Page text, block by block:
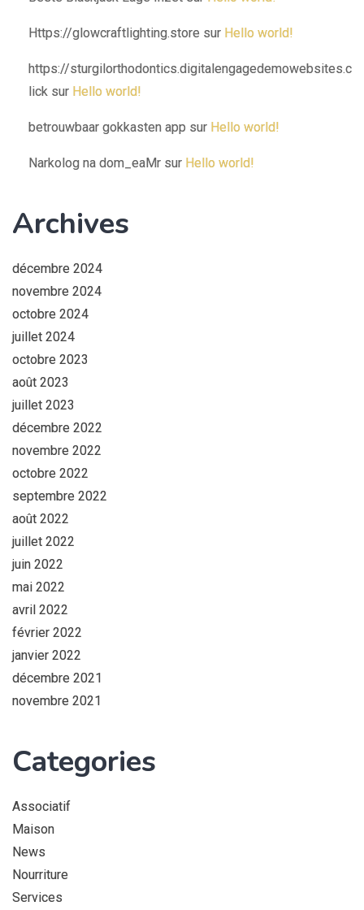
Https://glowcraftlighting.store sur Hello world!
https://sturgilorthodontics.digitalengagedemowebsites.c
lick sur Hello world!
betrouwbaar gokkasten app sur Hello world!
Narkolog na dom_eaMr sur Hello world!
Archives
décembre 2024
novembre 2024
octobre 2024
juillet 2024
octobre 2023
août 2023
juillet 2023
décembre 2022
novembre 2022
octobre 2022
septembre 2022
août 2022
juillet 2022
juin 2022
mai 2022
avril 2022
février 2022
janvier 2022
décembre 2021
novembre 2021
Categories
Associatif
Maison
News
Nourriture
Services